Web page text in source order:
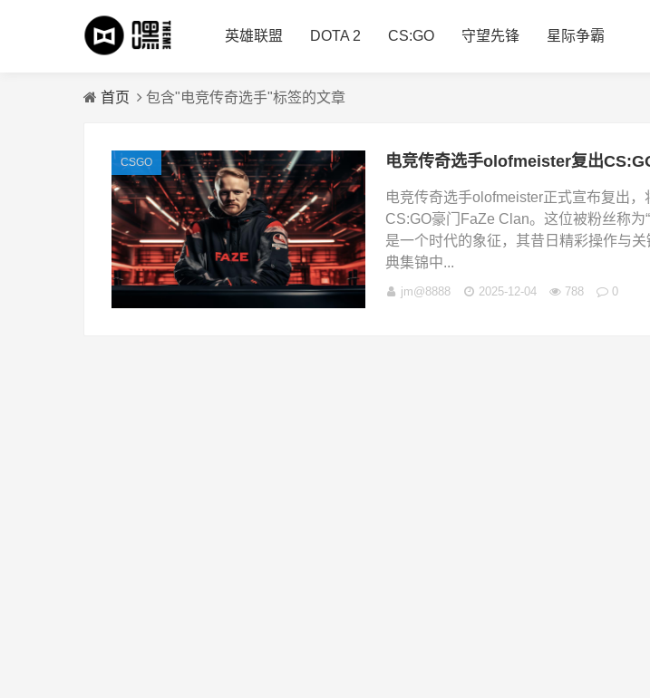
英雄联盟 DOTA 2 CS:GO 守望先锋 星际争霸
首页 包含"电竞传奇选手"标签的文章
CSGO
电竞传奇选手olofmeister正式宣布复出，
CS:GO豪门FaZe Clan。这位被粉丝称为
是一个时代的象征，其昔日精彩操作与
典集锦中...
jm@8888 2025-12-04 788 0